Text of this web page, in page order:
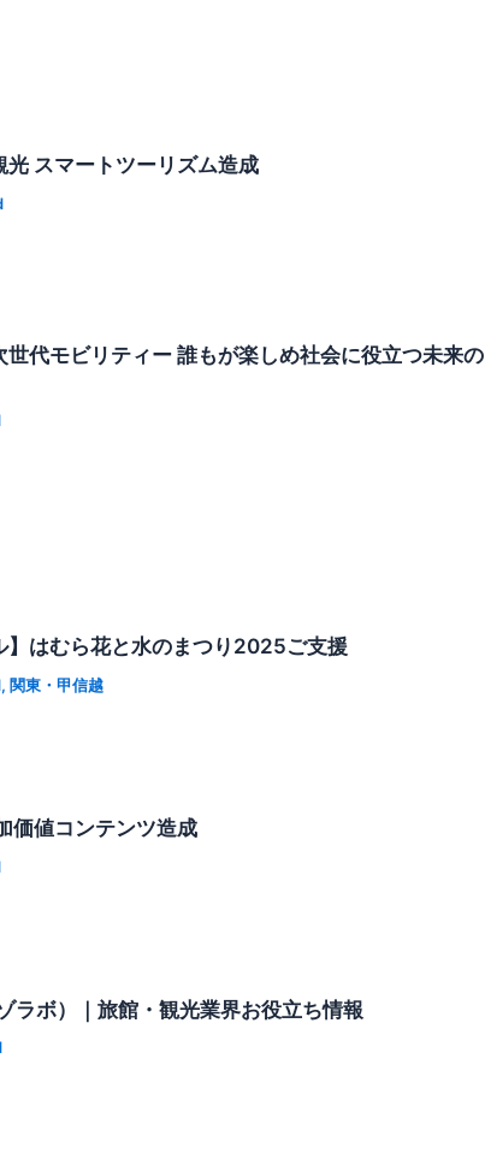
光 スマートツーリズム造成
世代モビリティー 誰もが楽しめ社会に役立つ未来の
】はむら花と水のまつり2025ご支援
, 関東・甲信越
価値コンテンツ造成
ラボ）｜旅館・観光業界お役立ち情報